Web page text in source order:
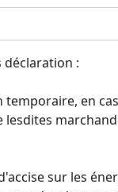
:
en
sur les